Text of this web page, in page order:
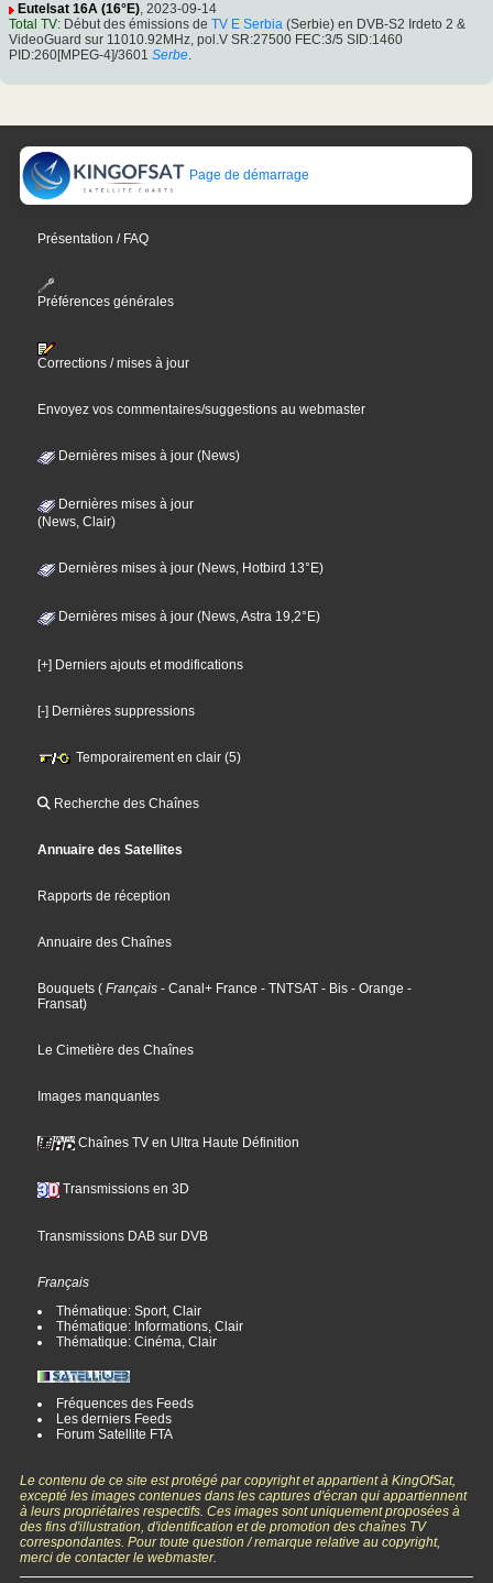
Eutelsat 16A (16°E), 2023-09-14
Total TV: Début des émissions de TV E Serbia (Serbie) en DVB-S2 Irdeto 2 &
VideoGuard sur 11010.92MHz, pol.V SR:27500 FEC:3/5 SID:1460
PID:260[MPEG-4]/3601 Serbe.
Page de démarrage
Présentation / FAQ
Préférences générales
Corrections / mises à jour
Envoyez vos commentaires/suggestions au webmaster
Dernières mises à jour (News)
Dernières mises à jour
(News, Clair)
Dernières mises à jour (News, Hotbird 13°E)
Dernières mises à jour (News, Astra 19,2°E)
[+] Derniers ajouts et modifications
[-] Dernières suppressions
Temporairement en clair (5)
Recherche des Chaînes
Annuaire des Satellites
Rapports de réception
Annuaire des Chaînes
Bouquets ( Français - Canal+ France - TNTSAT - Bis - Orange -
Fransat)
Le Cimetière des Chaînes
Images manquantes
Chaînes TV en Ultra Haute Définition
Transmissions en 3D
Transmissions DAB sur DVB
Français
Thématique: Sport, Clair
Thématique: Informations, Clair
Thématique: Cinéma, Clair
Fréquences des Feeds
Les derniers Feeds
Forum Satellite FTA
Le contenu de ce site est protégé par copyright et appartient à KingOfSat,
excepté les images contenues dans les captures d'écran qui appartiennent
à leurs propriétaires respectifs. Ces images sont uniquement proposées à
des fins d'illustration, d'identification et de promotion des chaînes TV
correspondantes. Pour toute question / remarque relative au copyright,
merci de contacter le webmaster.